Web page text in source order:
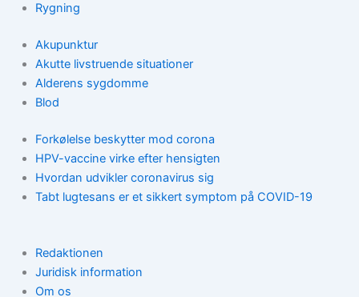
Rygning
Akupunktur
Akutte livstruende situationer
Alderens sygdomme
Blod
Forkølelse beskytter mod corona
HPV-vaccine virke efter hensigten
Hvordan udvikler coronavirus sig
Tabt lugtesans er et sikkert symptom på COVID-19
Redaktionen
Juridisk information
Om os